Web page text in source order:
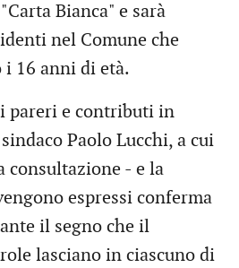
Bianca" e sarà
nel Comune che
i 16 anni di età.
pareri e contributi in
Paolo Lucchi, a cui
consultazione - e la
espressi conferma
il segno che il
lasciano in ciascuno di